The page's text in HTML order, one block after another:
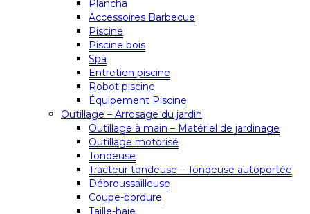
Plancha
Accessoires Barbecue
Piscine
Piscine bois
Spa
Entretien piscine
Robot piscine
Équipement Piscine
Outillage – Arrosage du jardin
Outillage à main – Matériel de jardinage
Outillage motorisé
Tondeuse
Tracteur tondeuse – Tondeuse autoportée
Débroussailleuse
Coupe-bordure
Taille-haie